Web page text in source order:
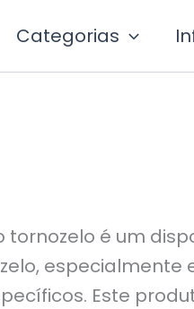
Categorias
é um
especialmente
Este